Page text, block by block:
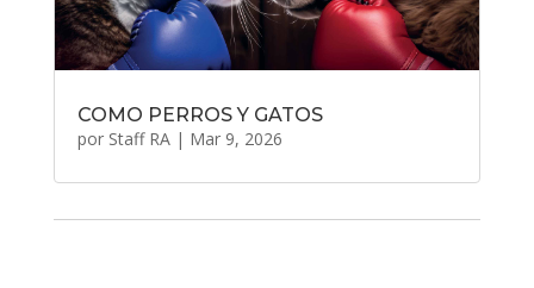
COMO PERROS Y GATOS
por Staff RA| Mar 9, 2026